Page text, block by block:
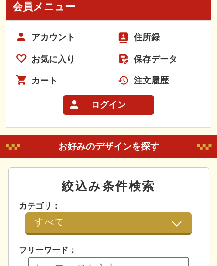
会員メニュー
アカウント 住所録
お気に入り 保存データ
カート 注文履歴
ログイン
お好みのデザインを探す
絞込み条件検索
カテゴリ：
フリーワード：